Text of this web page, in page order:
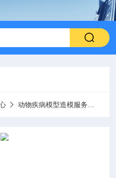
动物疾病模型造模服务